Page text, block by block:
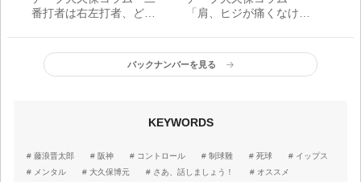
番打者は右左打者、どっ
の特性に合わせたほうが
いいです」
「肩、ヒジが痛くなけれ
とは十分可能なんです」
バックナンバーを見る
KEYWORDS
藤浪晋太郎 阪神 コントロール 制球難 死球
イップス
メンタル
大久保博元 さあ、話しましょう！ オススメ